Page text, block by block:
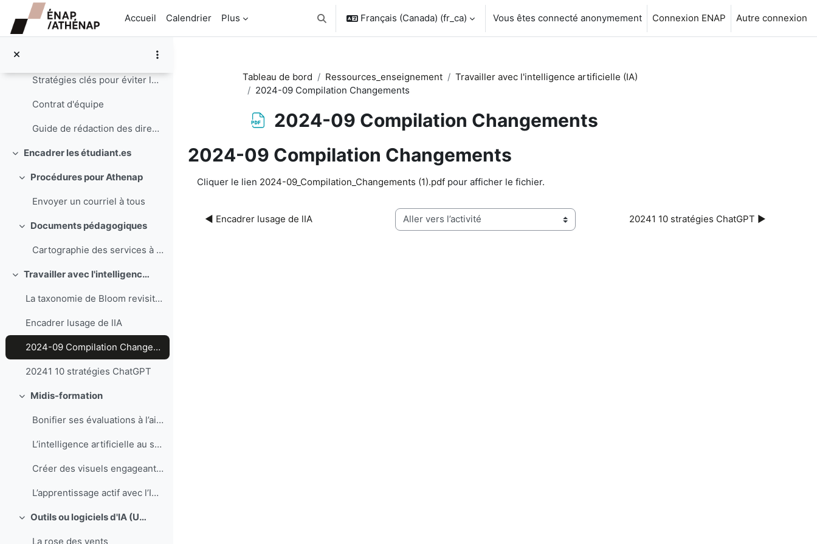
Passer au contenu principal
Accueil
Calendrier Plus Activer/désactiver la saisie de recherche
Français (Canada) ‎(fr_ca)‎ Vous êtes connecté anonymement Connexion ENAP Autre connexion
Replier
Documents pédagogiques
Le Tableau : L'évaluation en situation authentique
Stratégies clés pour éviter les conflits intraéquipes
Contrat d'équipe
Guide de rédaction des directives des travaux
Replier
Encadrer les étudiant.es
Replier
Procédures pour Athenap
Envoyer un courriel à tous
Replier
Documents pédagogiques
Cartographie des services à la communauté étudiante
Replier Travailler avec l'intelligence artificielle (IA)
La taxonomie de Bloom revisitée à l'ère de l'IA
Encadrer lusage de lIA
2024-09 Compilation Changements
20241 10 stratégies ChatGPT
Replier
Midis-formation
Bonifier ses évaluations à l’aide de l’IA
L’intelligence artificielle au service des lectures obligatoires
Créer des visuels engageants à l’aide de l’IA
L’apprentissage actif avec l’IA: jeux de rôles et simulations
Replier Outils ou logiciels d'IA (UQAC)
La rose des vents
Tableau de bord Ressources_enseignement
Travailler avec l'intelligence artificielle (IA)
2024-09 Compilation Changements
2024-09 Compilation Changements
2024-09 Compilation Changements
Conditions d’achèvement
Cliquer le lien 2024-09_Compilation_Changements (1).pdf pour afficher le fichier.
◀︎ Encadrer lusage de lIA Aller vers l’activité 20241 10 stratégies ChatGPT ▶︎